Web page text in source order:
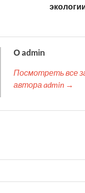
О admin
Посмотреть все
автора admin →